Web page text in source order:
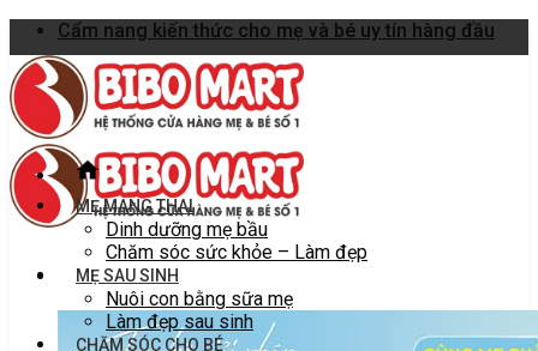
Skip
to
content
Cẩm nang kiến thức cho mẹ và bé uy tín hàng đầu
MẸ MANG THAI
Dinh dưỡng mẹ bầu
Chăm sóc sức khỏe – Làm đẹp
MẸ SAU SINH
Nuôi con bằng sữa mẹ
Làm đẹp sau sinh
CHĂM SÓC CHO BÉ